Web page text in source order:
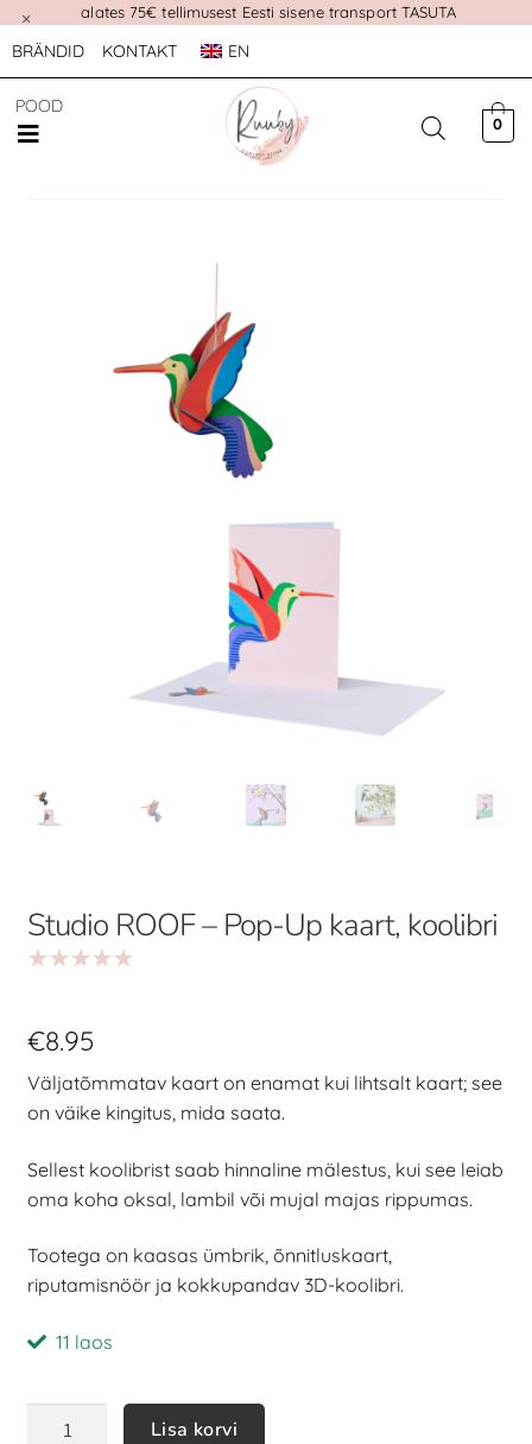
alates 75€ tellimusest Eesti sisene transport TASUTA
×
BRÄNDID KONTAKT EN
POOD
0
Studio ROOF – Pop-Up kaart, koolibri
1kliendi
põhjal
€8.95
Väljatõmmatav kaart on enamat kui lihtsalt kaart; see
on väike kingitus, mida saata.
Sellest koolibrist saab hinnaline mälestus, kui see leiab
oma koha oksal, lambil või mujal majas rippumas.
Tootega on kaasas ümbrik, õnnitluskaart,
riputamisnöör ja kokkupandav 3D-koolibri.
11 laos
Lisa korvi